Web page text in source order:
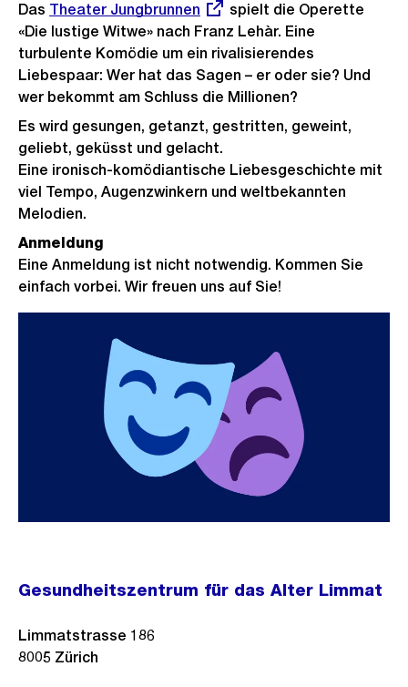
Das Externer
Link:
Theater Jungbrunnen
spielt die Operette
«Die lustige Witwe» nach Franz Lehàr. Eine
turbulente Komödie um ein rivalisierendes
Liebespaar: Wer hat das Sagen – er oder sie? Und
wer bekommt am Schluss die Millionen?
Es wird gesungen, getanzt, gestritten, geweint,
geliebt, geküsst und gelacht.
Eine ironisch-komödiantische Liebesgeschichte mit
viel Tempo, Augenzwinkern und weltbekannten
Melodien.
Anmeldung
Eine Anmeldung ist nicht notwendig. Kommen Sie
einfach vorbei. Wir freuen uns auf Sie!
Gesundheitszentrum für das Alter Limmat
Limmatstrasse 186
8005 Zürich